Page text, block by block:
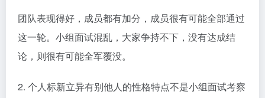
团队表现得好，成员都有加分，成员很有可能全部通过
这一轮。小组面试混乱，大家争持不下，没有达成结
论，则很有可能全军覆没。
2. 个人标新立异有别他人的性格特点不是小组面试考察